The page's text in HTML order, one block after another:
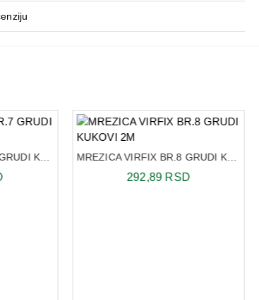
MREZICA VIRFIX BR.7 GRUDI KUKOVI 2M MREZICA VIRFIX BR.8 GRUDI KUKOVI 2M
292,89 RSD